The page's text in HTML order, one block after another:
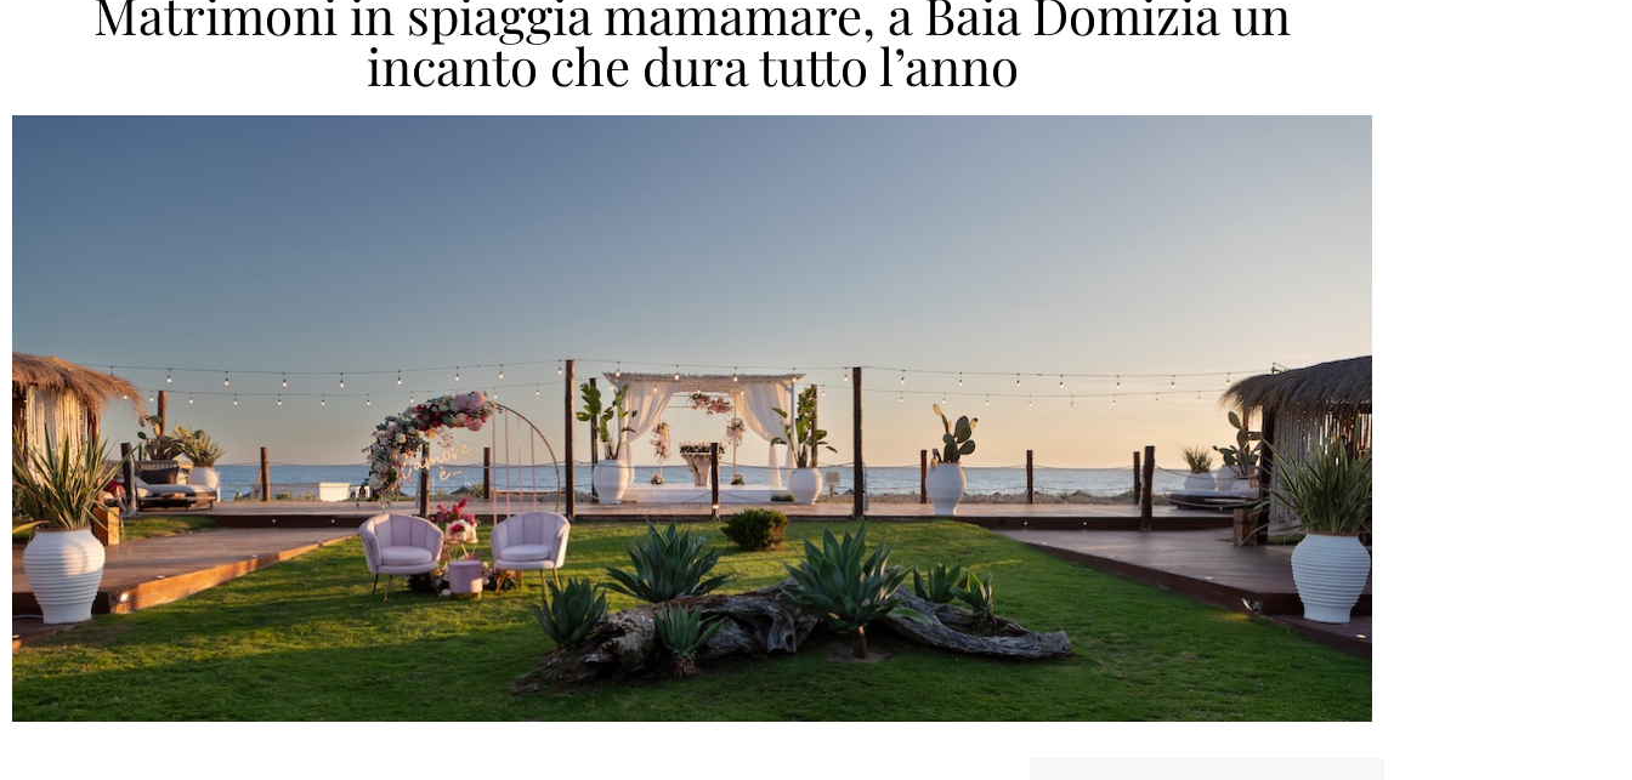
Matrimoni in spiaggia mamamare, a Baia Domizia un
incanto che dura tutto l’anno